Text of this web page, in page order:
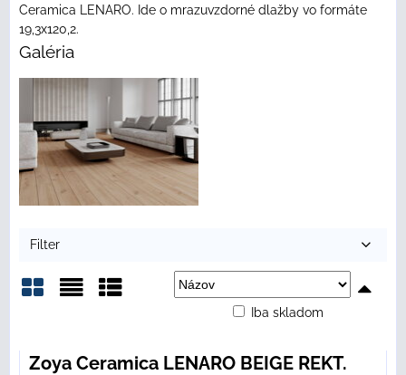
Ceramica LENARO. Ide o mrazuvzdorné dlažby vo formáte
19,3x120,2.
Galéria
Filter
Iba skladom
Zoya Ceramica LENARO BEIGE REKT.